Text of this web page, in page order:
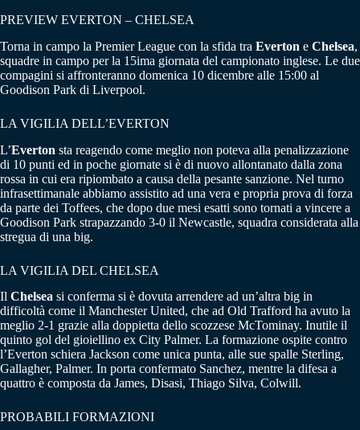
PREVIEW EVERTON – CHELSEA
Torna in campo la Premier League con la sfida tra Everton e Chelsea,
squadre in campo per la 15ima giornata del campionato inglese. Le due
compagini si affronteranno domenica 10 dicembre alle 15:00 al
Goodison Park di Liverpool.
LA VIGILIA DELL’EVERTON
L’Everton sta reagendo come meglio non poteva alla penalizzazione
di 10 punti ed in poche giornate si è di nuovo allontanato dalla zona
rossa in cui era ripiombato a causa della pesante sanzione. Nel turno
infrasettimanale abbiamo assistito ad una vera e propria prova di forza
da parte dei Toffees, che dopo due mesi esatti sono tornati a vincere a
Goodison Park strapazzando 3-0 il Newcastle, squadra considerata alla
stregua di una big.
LA VIGILIA DEL CHELSEA
Il Chelsea si conferma si è dovuta arrendere ad un’altra big in
difficoltà come il Manchester United, che ad Old Trafford ha avuto la
meglio 2-1 grazie alla doppietta dello scozzese McTominay. Inutile il
quinto gol del gioiellino ex City Palmer. La formazione ospite contro
l’Everton schiera Jackson come unica punta, alle sue spalle Sterling,
Gallagher, Palmer. In porta confermato Sanchez, mentre la difesa a
quattro è composta da James, Disasi, Thiago Silva, Colwill.
PROBABILI FORMAZIONI